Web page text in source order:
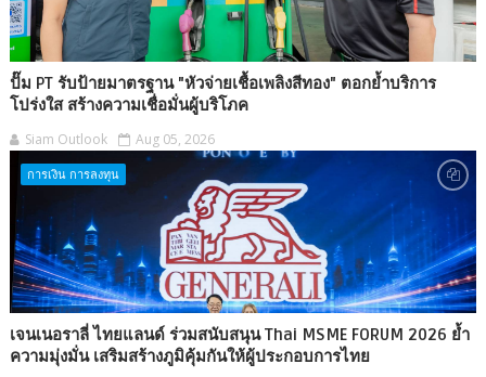
ปั๊ม PT รับป้ายมาตรฐาน "หัวจ่ายเชื้อเพลิงสีทอง" ตอกย้ำบริการ
โปร่งใส สร้างความเชื่อมั่นผู้บริโภค
Siam Outlook Aug 05, 2026
การเงิน การลงทุน
เจนเนอราลี่ ไทยแลนด์ ร่วมสนับสนุน Thai MSME FORUM 2026 ย้ำ
ความมุ่งมั่น เสริมสร้างภูมิคุ้มกันให้ผู้ประกอบการไทย